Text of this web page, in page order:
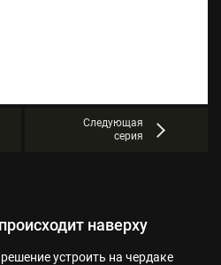
Следующая
серия
наверху
устроить на чердаке